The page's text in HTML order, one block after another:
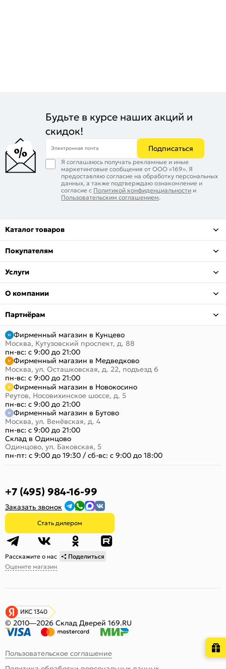
Будьте в курсе наших акций и
скидок!
Электронная почта Подписаться
Я соглашаюсь получать рекламные и иные
маркетинговые сообщения от ООО «169». Я
предоставляю согласие на обработку персональных
данных, а также подтверждаю ознакомление и
согласие с Политикой конфиденциальности и
Пользовательским соглашением.
Каталог товаров
Покупателям
Услуги
О компании
Партнёрам
Фирменный магазин в Кунцево
Москва, Кутузовский проспект, д. 88
пн-вс: с 9:00 до 21:00
Фирменный магазин в Медведково
Москва, ул. Осташковская, д. 22, подъезд 6
пн-вс: с 9:00 до 21:00
Фирменный магазин в Новокосино
Реутов, Носовихинское шоссе, д. 5
пн-вс: с 9:00 до 21:00
Фирменный магазин в Бутово
Москва, ул. Венёвская, д. 4
пн-вс: с 9:00 до 21:00
Склад в Одинцово
Одинцово, ул. Баковская, 5
пн-пт: с 9:00 до 19:30 /сб-вс: с 9:00 до 18:00
+7 (495) 984-16-99
Заказать звонок
Стать дилером
Расскажите о нас
Поделиться
Оцените магазин
ИКС 1340
© 2010—2026 Склад Дверей 169.RU
Пользовательское соглашение